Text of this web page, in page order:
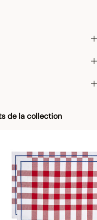
de la collection